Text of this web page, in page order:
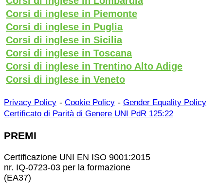
Corsi di inglese in Piemonte
Corsi di inglese in Puglia
Corsi di inglese in Sicilia
Corsi di inglese in Toscana
Corsi di inglese in Trentino Alto Adige
Corsi di inglese in Veneto
Privacy Policy - Cookie Policy - Gender Equality Policy
Certificato di Parità di Genere UNI PdR 125:22
PREMI
Certificazione UNI EN ISO 9001:2015
nr. IQ-0723-03 per la formazione
(EA37)